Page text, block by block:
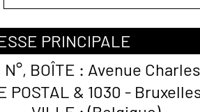
PRINCIPALE
N°, BOÎTE : Avenue
POSTAL & 1030 -